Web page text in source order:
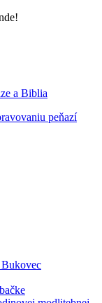
peňazí
Bukovec